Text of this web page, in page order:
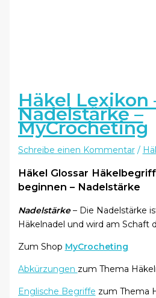
Häkel Lexikon
Nadelstärke –
MyCrocheting
Schreibe einen Kommentar /
Häkel Glossar
beginnen – Nadelstärke
Nadelstärke– Die Nadelstärke
Häkelnadel und wird am Schaft
Zum Shop MyCrocheting
Abkürzungen zum Thema
Englische Begriffe zum Thema